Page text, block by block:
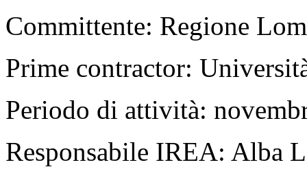
Committente: Regione
Prime contractor:
Periodo di attività:
Responsabile IREA: Alba